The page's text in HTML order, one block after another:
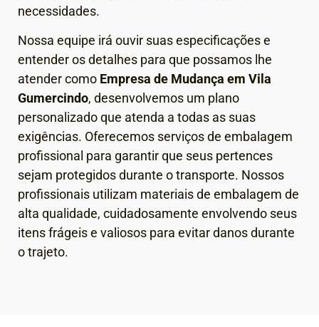
necessidades.
Nossa equipe irá ouvir suas especificações e
entender os detalhes para que possamos lhe
atender como Empresa de Mudança em Vila
Gumercindo, desenvolvemos um plano
personalizado que atenda a todas as suas
exigências. Oferecemos serviços de embalagem
profissional para garantir que seus pertences
sejam protegidos durante o transporte. Nossos
profissionais utilizam materiais de embalagem de
alta qualidade, cuidadosamente envolvendo seus
itens frágeis e valiosos para evitar danos durante
o trajeto.